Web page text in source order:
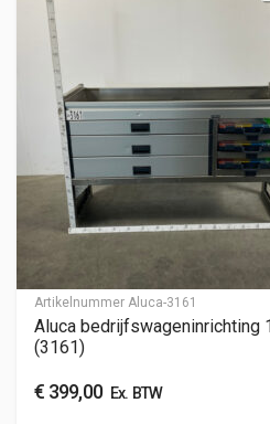
Artikelnummer Aluca-3161
Aluca bedrijfswageninrichting
(3161)
€ 399,00Ex. BTW